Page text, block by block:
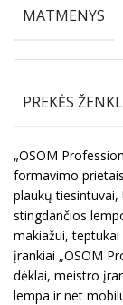
MATMENYS
PREKĖS
„OSOM
formavimo
plaukų tiesintuvai,
stingdančios
makiažui,
įrankiai „OSOM
dėklai, meistro
lempa ir net